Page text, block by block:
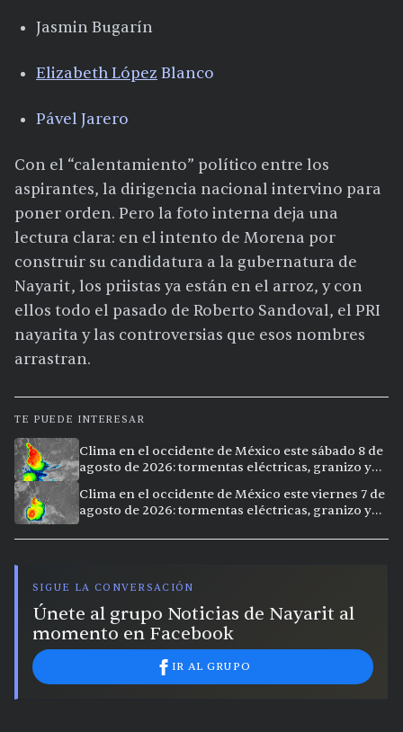
Jasmin Bugarín
Elizabeth López Blanco
Pável Jarero
Con el “calentamiento” político entre los
aspirantes, la dirigencia nacional intervino para
poner orden. Pero la foto interna deja una
lectura clara: en el intento de Morena por
construir su candidatura a la gubernatura de
Nayarit, los priistas ya están en el arroz, y con
ellos todo el pasado de Roberto Sandoval, el PRI
nayarita y las controversias que esos nombres
arrastran.
TE PUEDE INTERESAR
Clima en el occidente de México este sábado 8 de
agosto de 2026: tormentas eléctricas, granizo y
Clima en el occidente de México este viernes 7 de
agosto de 2026: tormentas eléctricas, granizo y
SIGUE LA CONVERSACIÓN
Únete al grupo Noticias de Nayarit al
momento en Facebook
IR AL GRUPO